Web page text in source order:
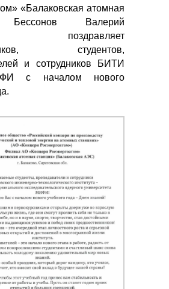
«Балаковская атомная
Бессонов Валерий
поздравляет
студентов,
и сотрудников БИТИ
с началом нового